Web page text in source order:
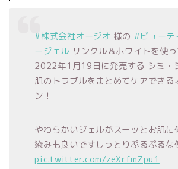
#株式会社オージオ 様の #ビューテ
ージェル リンクル＆ホワイトを使
2022年1月19日に発売する シミ・
肌のトラブルをまとめてケアできる
ン！
やわらかいジェルがスーッとお肌に
染みも良いですしっとりぷるぷるな
pic.twitter.com/zeXrfmZpu1